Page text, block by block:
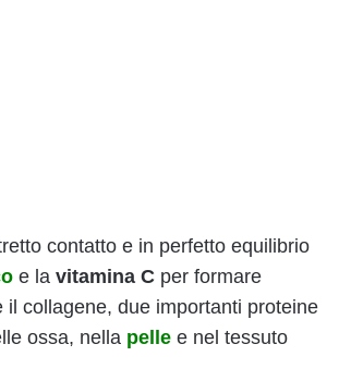
contatto e in perfetto equilibrio
e la vitamina C per formare
il collagene, due importanti proteine
ossa, nella pelle e nel tessuto